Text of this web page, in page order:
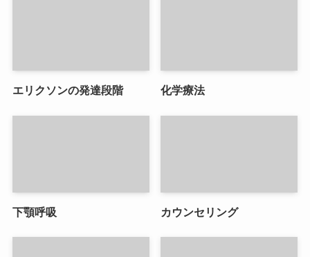
エリクソンの発達段階 化学療法
下顎呼吸 カウンセリング